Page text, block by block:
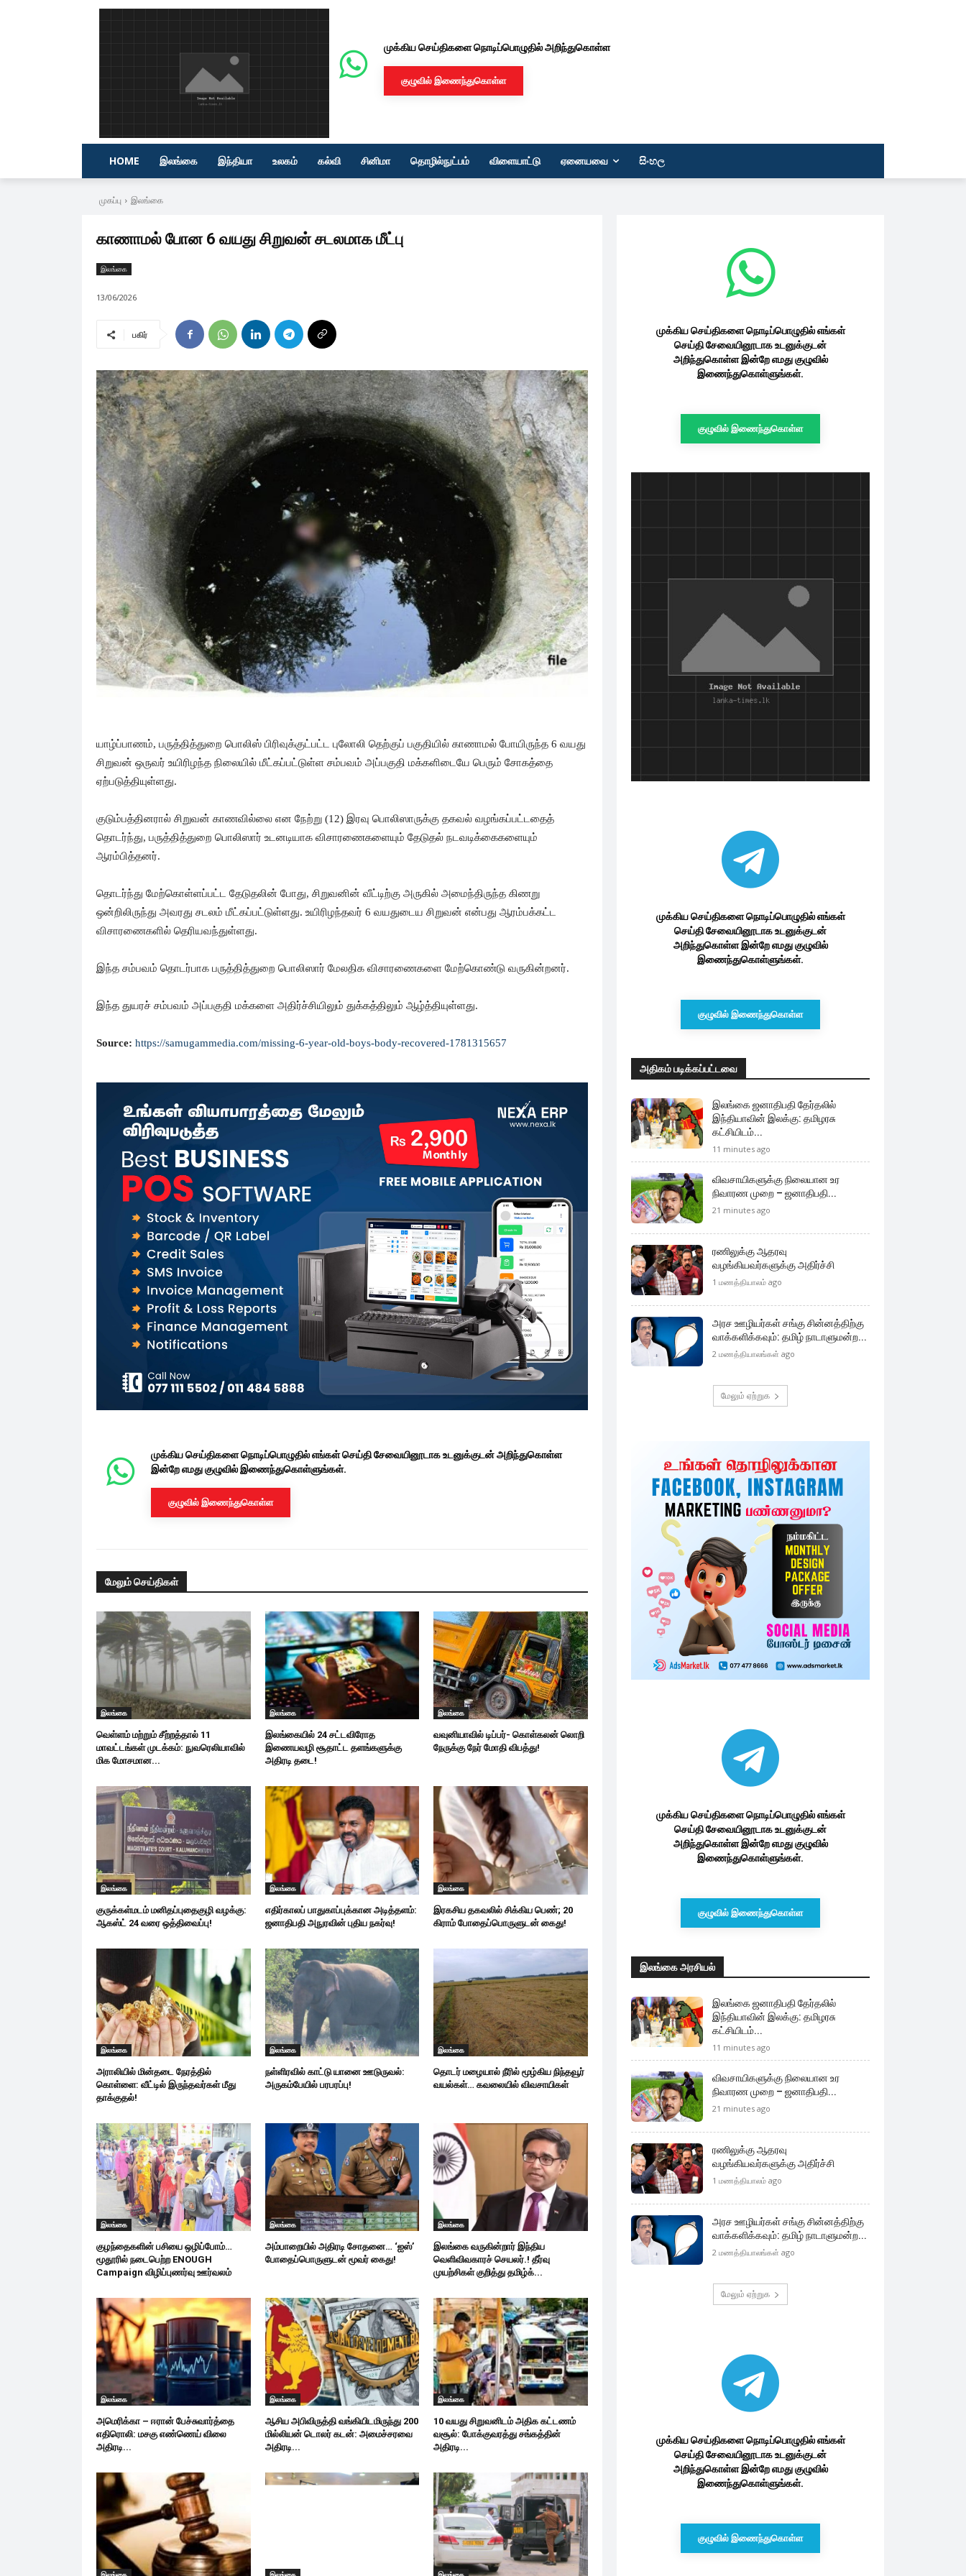
முக்கிய செய்திகளை நொடிப்பொழுதில் அறிந்துகொள்ள
குழுவில் இணைந்துகொள்ள
HOME இலங்கை இந்தியா உலகம் கல்வி சினிமா தொழில்நுட்பம் விளையாட்டு ஏனையவை සිංහල
முகப்பு இலங்கை
காணாமல் போன 6 வயது சிறுவன் சடலமாக மீட்பு
இலங்கை
13/06/2026
பகிர்
யாழ்ப்பாணம், பருத்தித்துறை பொலிஸ் பிரிவுக்குட்பட்ட புலோலி தெற்குப் பகுதியில் காணாமல் போயிருந்த 6 வயது
சிறுவன் ஒருவர் உயிரிழந்த நிலையில் மீட்கப்பட்டுள்ள சம்பவம் அப்பகுதி மக்களிடையே பெரும் சோகத்தை
ஏற்படுத்தியுள்ளது.
குடும்பத்தினரால் சிறுவன் காணவில்லை என நேற்று (12) இரவு பொலிஸாருக்கு தகவல் வழங்கப்பட்டதைத்
தொடர்ந்து, பருத்தித்துறை பொலிஸார் உடனடியாக விசாரணைகளையும் தேடுதல் நடவடிக்கைகளையும்
ஆரம்பித்தனர்.
தொடர்ந்து மேற்கொள்ளப்பட்ட தேடுதலின் போது, சிறுவனின் வீட்டிற்கு அருகில் அமைந்திருந்த கிணறு
ஒன்றிலிருந்து அவரது சடலம் மீட்கப்பட்டுள்ளது. உயிரிழந்தவர் 6 வயதுடைய சிறுவன் என்பது ஆரம்பக்கட்ட
விசாரணைகளில் தெரியவந்துள்ளது.
இந்த சம்பவம் தொடர்பாக பருத்தித்துறை பொலிஸார் மேலதிக விசாரணைகளை மேற்கொண்டு வருகின்றனர்.
இந்த துயரச் சம்பவம் அப்பகுதி மக்களை அதிர்ச்சியிலும் துக்கத்திலும் ஆழ்த்தியுள்ளது.
Source: https://samugammedia.com/missing-6-year-old-boys-body-recovered-1781315657
முக்கிய செய்திகளை நொடிப்பொழுதில் எங்கள் செய்தி சேவையினூடாக உடனுக்குடன் அறிந்துகொள்ள
இன்றே எமது குழுவில் இணைந்துகொள்ளுங்கள்.
குழுவில் இணைந்துகொள்ள
மேலும் செய்திகள்
இலங்கை
வெள்ளம் மற்றும் சீற்றத்தால் 11
மாவட்டங்கள் முடக்கம்: நுவரெலியாவில்
மிக மோசமான...
இலங்கை
இலங்கையில் 24 சட்டவிரோத
இணையவழி சூதாட்ட தளங்களுக்கு
அதிரடி தடை!
இலங்கை
வவுனியாவில் டிப்பர்- கொள்கலன் லொறி
நேருக்கு நேர் மோதி விபத்து!
இலங்கை
குருக்கள்மடம் மனிதப்புதைகுழி வழக்கு:
ஆகஸ்ட் 24 வரை ஒத்திவைப்பு!
இலங்கை
எதிர்காலப் பாதுகாப்புக்கான அடித்தளம்:
ஜனாதிபதி அநுரவின் புதிய நகர்வு!
இலங்கை
இரகசிய தகவலில் சிக்கிய பெண்; 20
கிராம் போதைப்பொருளுடன் கைது!
இலங்கை
அராலியில் மின்தடை நேரத்தில்
கொள்ளை: வீட்டில் இருந்தவர்கள் மீது
தாக்குதல்!
இலங்கை
நள்ளிரவில் காட்டு யானை ஊடுருவல்:
அருகம்பேயில் பரபரப்பு!
இலங்கை
தொடர் மழையால் நீரில் மூழ்கிய நிந்தவூர்
வயல்கள்… கவலையில் விவசாயிகள்
இலங்கை
குழந்தைகளின் பசியை ஒழிப்போம்…
மூதூரில் நடைபெற்ற ENOUGH
Campaign விழிப்புணர்வு ஊர்வலம்
இலங்கை
அம்பாறையில் அதிரடி சோதனை… ‘ஐஸ்’
போதைப்பொருளுடன் மூவர் கைது!
இலங்கை
இலங்கை வருகின்றார் இந்திய
வெளிவிவகாரச் செயலர்.! தீர்வு
முயற்சிகள் குறித்து தமிழ்க்...
இலங்கை
அமெரிக்கா – ஈரான் பேச்சுவார்த்தை
எதிரொலி: மசகு எண்ணெய் விலை
அதிரடி...
இலங்கை
ஆசிய அபிவிருத்தி வங்கியிடமிருந்து 200
மில்லியன் டொலர் கடன்: அமைச்சரவை
அதிரடி...
இலங்கை
10 வயது சிறுவனிடம் அதிக கட்டணம்
வசூல்: போக்குவரத்து சங்கத்தின்
அதிரடி...
முக்கிய செய்திகளை நொடிப்பொழுதில் எங்கள்
செய்தி சேவையினூடாக உடனுக்குடன்
அறிந்துகொள்ள இன்றே எமது குழுவில்
இணைந்துகொள்ளுங்கள்.
குழுவில் இணைந்துகொள்ள
முக்கிய செய்திகளை நொடிப்பொழுதில் எங்கள்
செய்தி சேவையினூடாக உடனுக்குடன்
அறிந்துகொள்ள இன்றே எமது குழுவில்
இணைந்துகொள்ளுங்கள்.
குழுவில் இணைந்துகொள்ள
அதிகம் படிக்கப்பட்டவை
இலங்கை ஜனாதிபதி தேர்தலில்
இந்தியாவின் இலக்கு: தமிழரசு
கட்சியிடம்...
11 minutes ago
விவசாயிகளுக்கு நிலையான உர
நிவாரண முறை – ஜனாதிபதி...
21 minutes ago
ரணிலுக்கு ஆதரவு
வழங்கியவர்களுக்கு அதிர்ச்சி
1 மணத்தியாலம் ago
அரச ஊழியர்கள் சங்கு சின்னத்திற்கு
வாக்களிக்கவும்: தமிழ் நாடாளுமன்ற...
2 மணத்தியாலங்கள் ago
மேலும் ஏற்றுக
முக்கிய செய்திகளை நொடிப்பொழுதில் எங்கள்
செய்தி சேவையினூடாக உடனுக்குடன்
அறிந்துகொள்ள இன்றே எமது குழுவில்
இணைந்துகொள்ளுங்கள்.
குழுவில் இணைந்துகொள்ள
இலங்கை அரசியல்
இலங்கை ஜனாதிபதி தேர்தலில்
இந்தியாவின் இலக்கு: தமிழரசு
கட்சியிடம்...
11 minutes ago
விவசாயிகளுக்கு நிலையான உர
நிவாரண முறை – ஜனாதிபதி...
21 minutes ago
ரணிலுக்கு ஆதரவு
வழங்கியவர்களுக்கு அதிர்ச்சி
1 மணத்தியாலம் ago
அரச ஊழியர்கள் சங்கு சின்னத்திற்கு
வாக்களிக்கவும்: தமிழ் நாடாளுமன்ற...
2 மணத்தியாலங்கள் ago
மேலும் ஏற்றுக
முக்கிய செய்திகளை நொடிப்பொழுதில் எங்கள்
செய்தி சேவையினூடாக உடனுக்குடன்
அறிந்துகொள்ள இன்றே எமது குழுவில்
இணைந்துகொள்ளுங்கள்.
குழுவில் இணைந்துகொள்ள